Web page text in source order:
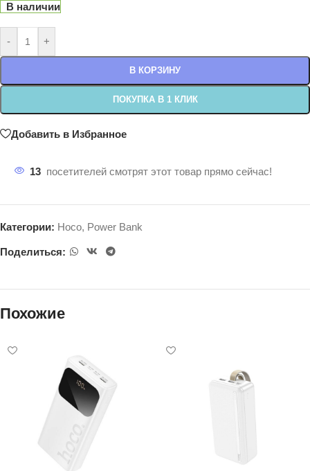
В наличии
- +
В КОРЗИНУ
ПОКУПКА В 1 КЛИК
Добавить в Избранное
13 посетителей смотрят этот товар прямо сейчас!
Категории: Hoco, Power Bank
Поделиться:
Похожие